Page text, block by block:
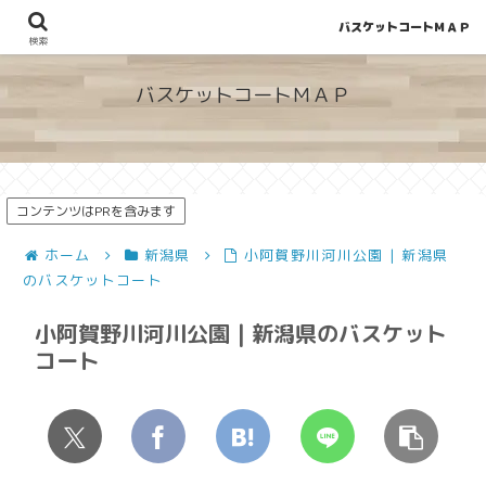
地図から探せる！穴場が見つかるバスケットコート情報
バスケットコートＭＡＰ
コンテンツはPRを含みます
ホーム 新潟県
小阿賀野川河川公園 | 新潟県
のバスケットコート
小阿賀野川河川公園 | 新潟県のバスケット
コート
検索
バスケットコートＭＡＰ